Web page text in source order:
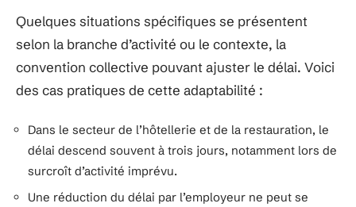
Quelques situations spécifiques se présentent
selon la branche d’activité ou le contexte, la
convention collective pouvant ajuster le délai. Voici
des cas pratiques de cette adaptabilité :
Dans le secteur de l’hôtellerie et de la restauration, le
délai descend souvent à trois jours, notamment lors de
surcroît d’activité imprévu.
Une réduction du délai par l’employeur ne peut se